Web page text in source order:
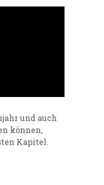
und auch
können,
Kapitel.